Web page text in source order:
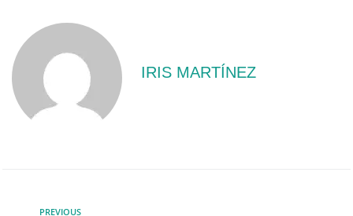
IRIS MARTÍNEZ
PREVIOUS